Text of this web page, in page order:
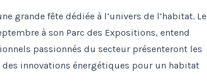
grande fête dédiée à l’univers de l’habitat. Le
à son Parc des Expositions, entend
passionnés du secteur présenteront les
innovations énergétiques pour un habitat